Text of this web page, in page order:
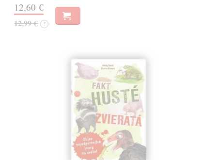
12,60 €
12,99 € ?